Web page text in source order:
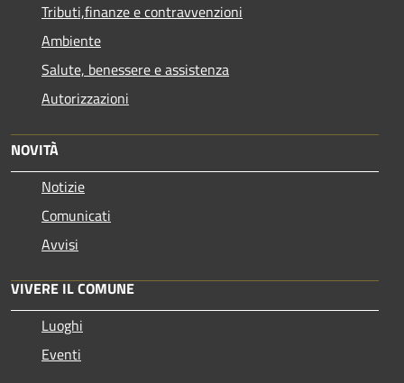
Tributi,finanze e contravvenzioni
Ambiente
Salute, benessere e assistenza
Autorizzazioni
NOVITÀ
Notizie
Comunicati
Avvisi
VIVERE IL COMUNE
Luoghi
Eventi